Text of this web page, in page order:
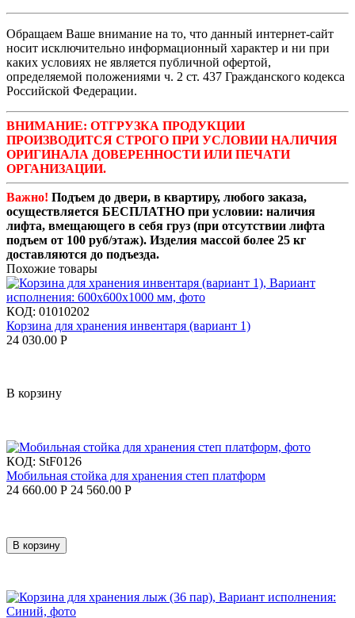
Обращаем Ваше внимание на то, что данный интернет-сайт
носит исключительно информационный характер и ни при
каких условиях не является публичной офертой,
определяемой положениями ч. 2 ст. 437 Гражданского кодекса
Российской Федерации.
ВНИМАНИЕ: ОТГРУЗКА ПРОДУКЦИИ
ПРОИЗВОДИТСЯ СТРОГО ПРИ УСЛОВИИ НАЛИЧИЯ
ОРИГИНАЛА ДОВЕРЕННОСТИ ИЛИ ПЕЧАТИ
ОРГАНИЗАЦИИ.
Важно! Подъем до двери, в квартиру, любого заказа,
осуществляется БЕСПЛАТНО при условии: наличия
лифта, вмещающего в себя груз (при отсутствии лифта
подъем от 100 руб/этаж). Изделия массой более 25 кг
доставляются до подъезда.
Похожие товары
КОД: 01010202
Корзина для хранения инвентаря (вариант 1)
24 030.00 Р
В корзину
КОД: StF0126
Мобильная стойка для хранения степ платформ
24 660.00 Р 24 560.00 Р
В корзину